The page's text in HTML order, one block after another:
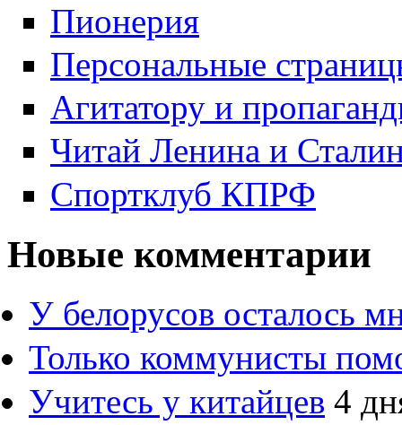
Пионерия
Персональные
Агитатору и
Читай Ленина и
Спортклуб КПРФ
Новые комментарии
У белорусов осталось
Только коммунисты
Учитесь у китайцев 4